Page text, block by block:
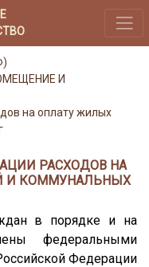
И
на оплату жилых
РАСХОДОВ НА
И КОММУНАЛЬНЫХ
в порядке и на
федеральными
Федерации